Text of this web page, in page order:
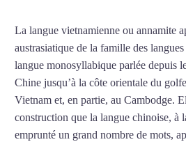
La langue vietnamienne ou annamite
austrasiatique de la famille des
langue monosyllabique parlée depuis
Chine jusqu’à la côte orientale du
Vietnam et, en partie, au Cambodge.
construction que la langue chinoise, à
emprunté un grand nombre de mots,